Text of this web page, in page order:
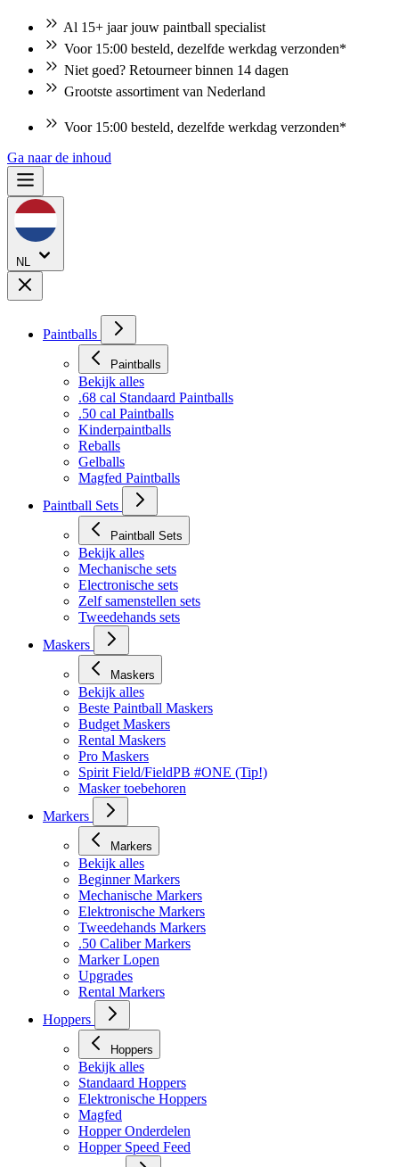
Al 15+ jaar jouw paintball specialist
Voor 15:00 besteld, dezelfde werkdag verzonden*
Niet goed? Retourneer binnen 14 dagen
Grootste assortiment van Nederland
Voor 15:00 besteld, dezelfde werkdag verzonden*
Ga naar de inhoud
NL
Paintballs
Paintballs
Bekijk alles
.68 cal Standaard Paintballs
.50 cal Paintballs
Kinderpaintballs
Reballs
Gelballs
Magfed Paintballs
Paintball Sets
Paintball Sets
Bekijk alles
Mechanische sets
Electronische sets
Zelf samenstellen sets
Tweedehands sets
Maskers
Maskers
Bekijk alles
Beste Paintball Maskers
Budget Maskers
Rental Maskers
Pro Maskers
Spirit Field/FieldPB #ONE (Tip!)
Masker toebehoren
Markers
Markers
Bekijk alles
Beginner Markers
Mechanische Markers
Elektronische Markers
Tweedehands Markers
.50 Caliber Markers
Marker Lopen
Upgrades
Rental Markers
Hoppers
Hoppers
Bekijk alles
Standaard Hoppers
Elektronische Hoppers
Magfed
Hopper Onderdelen